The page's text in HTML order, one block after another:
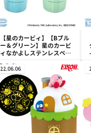
【星のカービィ】【Bブル
ー＆グリーン】星のカービ
ィなかよしステンレスペア
22.06.06